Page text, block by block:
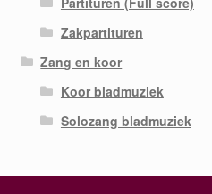
Zakpartituren
Zang en koor
Koor bladmuziek
Solozang bladmuziek